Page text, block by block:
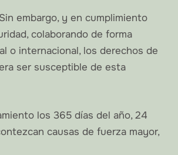
embargo, y en cumplimiento
colaborando de forma
o internacional, los derechos de
ser susceptible de esta
los 365 días del año, 24
causas de fuerza mayor,